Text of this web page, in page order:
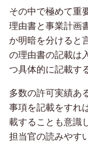
その中で極めて重
理由書と事業計画
か明暗を分けると
の理由書の記載は
つ具体的に記載す
多数の許可実績あ
事項を記載をすれ
載することも意識
担当官の読みやす